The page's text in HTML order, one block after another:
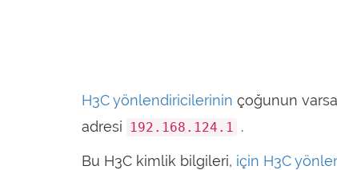
H3C yönlendiricilerinin çoğunun
adresi
192.168.124.1 .
Bu H3C kimlik bilgileri, için H3C